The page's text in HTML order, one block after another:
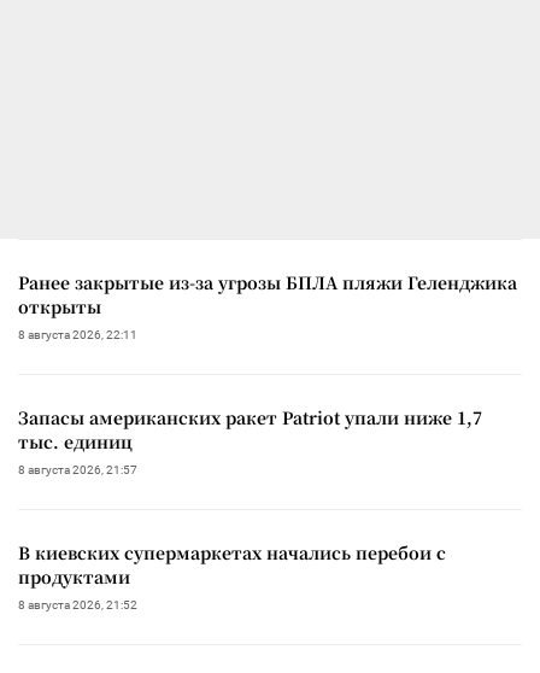
Ранее закрытые из-за угрозы БПЛА пляжи Геленджика
открыты
8 августа 2026, 22:11
Запасы американских ракет Patriot упали ниже 1,7
тыс. единиц
8 августа 2026, 21:57
В киевских супермаркетах начались перебои с
продуктами
8 августа 2026, 21:52